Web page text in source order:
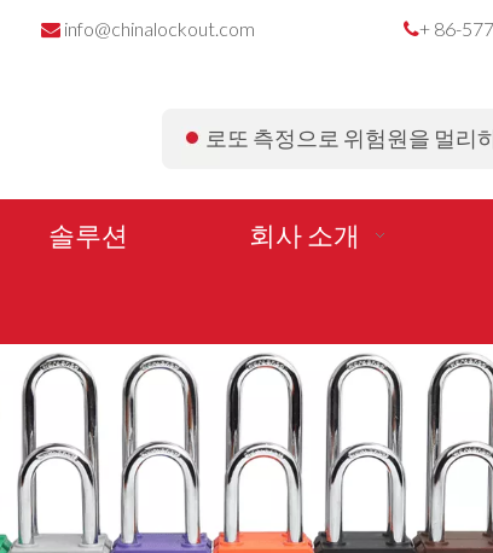
 info@chinalockout.com + 86-
로또 측정으로 위험원을 멀리
솔루션 회사 소개